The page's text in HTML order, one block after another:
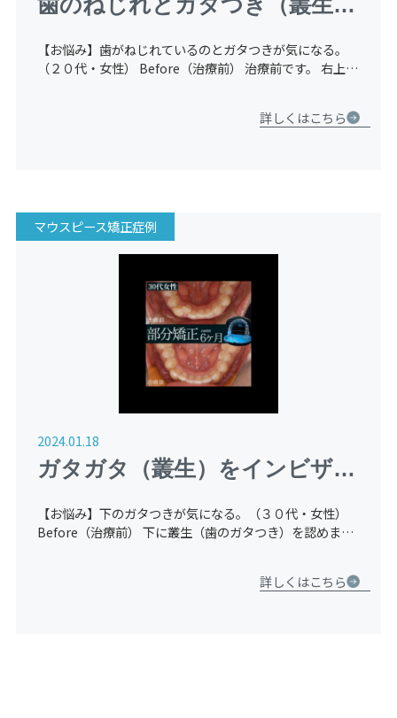
のマウスピース矯正（インビザ
ライン）
【お悩み】歯がねじれているのとガタつきが気になる。
（２０代・女性） Before（治療前） 治療前です。 右上の
詳しくはこちら
マウスピース矯正症例
2024.01.18
ガタガタ（叢生）をインビザラ
インGO（マウスピース矯正）
にて治療した症例
【お悩み】下のガタつきが気になる。（３０代・女性）
Before（治療前） 下に叢生（歯のガタつき）を認めま
詳しくはこちら